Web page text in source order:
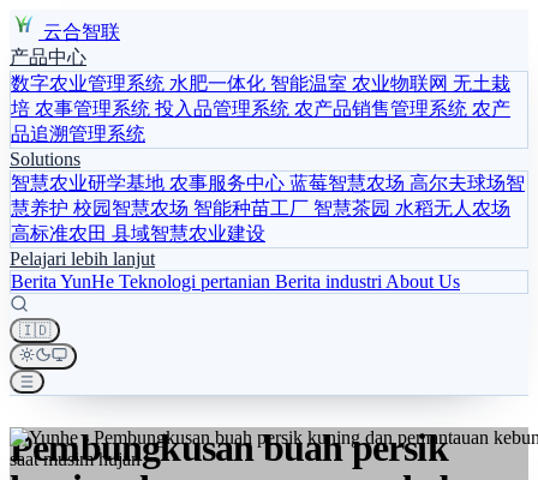
云合智联
产品中心
数字农业管理系统 水肥一体化 智能温室 农业物联网 无土栽
培 农事管理系统 投入品管理系统 农产品销售管理系统 农产
品追溯管理系统
Solutions
智慧农业研学基地 农事服务中心 蓝莓智慧农场 高尔夫球场智
慧养护 校园智慧农场 智能种苗工厂 智慧茶园 水稻无人农场
高标准农田 县域智慧农业建设
Pelajari lebih lanjut
Berita YunHe Teknologi pertanian Berita industri About Us
🇮🇩
Pembungkusan buah persik